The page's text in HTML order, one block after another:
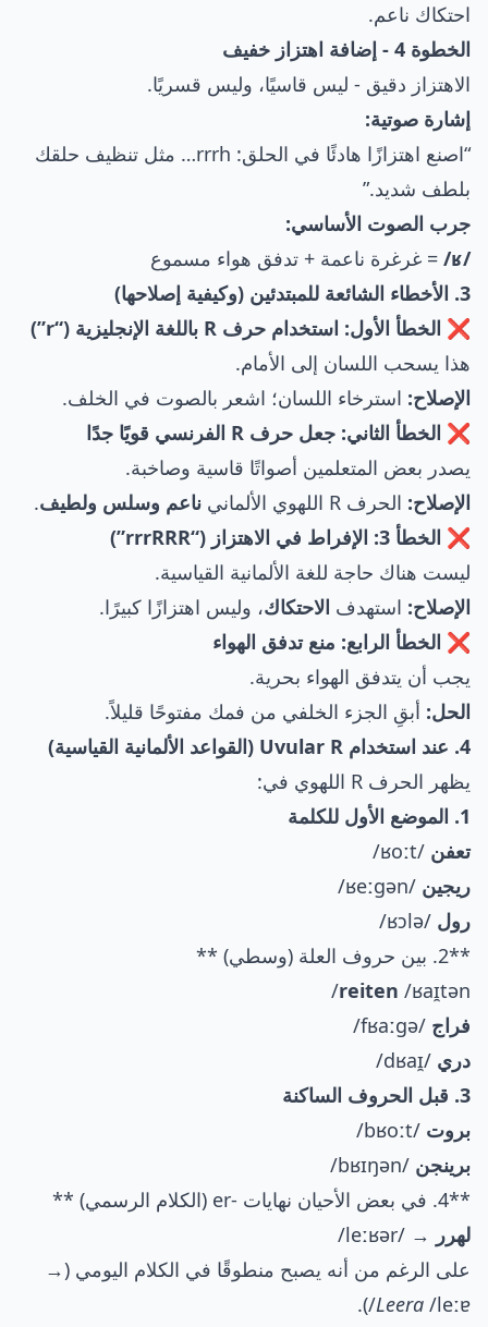
احتكاك ناعم.
الخطوة 4 - إضافة اهتزاز خفيف
الاهتزاز دقيق - ليس قاسيًا، وليس قسريًا.
إشارة صوتية:
“اصنع اهتزازًا هادئًا في الحلق: rrrh… مثل تنظيف حلقك
بلطف شديد.”
جرب الصوت الأساسي:
/ʁ/
= غرغرة ناعمة + تدفق هواء مسموع
3. الأخطاء الشائعة للمبتدئين (وكيفية إصلاحها)
❌ الخطأ الأول: استخدام حرف R باللغة الإنجليزية (“r”)
هذا يسحب اللسان إلى الأمام.
الإصلاح: استرخاء اللسان؛ اشعر بالصوت في الخلف.
❌ الخطأ الثاني: جعل حرف R الفرنسي قويًا جدًا
يصدر بعض المتعلمين أصواتًا قاسية وصاخبة.
الإصلاح: الحرف R اللهوي الألماني ناعم وسلس ولطيف.
❌ الخطأ 3: الإفراط في الاهتزاز (“rrrRRR”)
ليست هناك حاجة للغة الألمانية القياسية.
الإصلاح: استهدف الاحتكاك، وليس اهتزازًا كبيرًا.
❌ الخطأ الرابع: منع تدفق الهواء
يجب أن يتدفق الهواء بحرية.
الحل: أبقِ الجزء الخلفي من فمك مفتوحًا قليلاً.
4. عند استخدام Uvular R (القواعد الألمانية القياسية)
يظهر الحرف R اللهوي في:
1. الموضع الأول للكلمة
تعفن /ʁoːt/
ريجين /ʁeːgən/
رول /ʁɔlə/
**2. بين حروف العلة (وسطي) **
reiten /ʁaɪ̯tən/
فراج /fʁaːgə/
دري /dʁaɪ̯/
3. قبل الحروف الساكنة
بروت /bʁoːt/
برينجن /bʁɪŋən/
**4. في بعض الأحيان نهايات -er (الكلام الرسمي) **
لهرر → /leːʁər/
على الرغم من أنه يصبح منطوقًا في الكلام اليومي (→
Leera /leːɐ/).